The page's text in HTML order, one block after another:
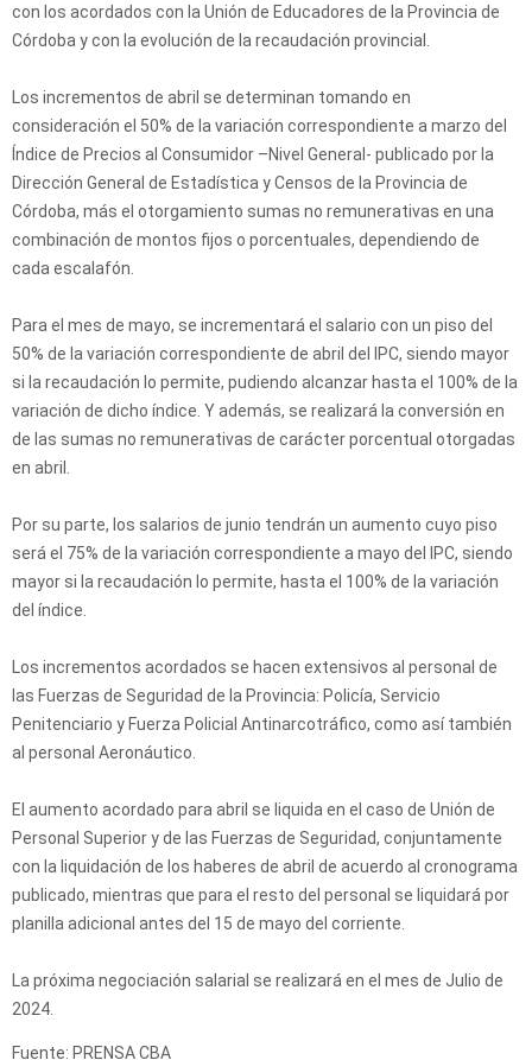
con los acordados con la Unión de Educadores de la Provincia de
Córdoba y con la evolución de la recaudación provincial.
Los incrementos de abril se determinan tomando en
consideración el 50% de la variación correspondiente a marzo del
Índice de Precios al Consumidor –Nivel General- publicado por la
Dirección General de Estadística y Censos de la Provincia de
Córdoba, más el otorgamiento sumas no remunerativas en una
combinación de montos fijos o porcentuales, dependiendo de
cada escalafón.
Para el mes de mayo, se incrementará el salario con un piso del
50% de la variación correspondiente de abril del IPC, siendo mayor
si la recaudación lo permite, pudiendo alcanzar hasta el 100% de la
variación de dicho índice. Y además, se realizará la conversión en
de las sumas no remunerativas de carácter porcentual otorgadas
en abril.
Por su parte, los salarios de junio tendrán un aumento cuyo piso
será el 75% de la variación correspondiente a mayo del IPC, siendo
mayor si la recaudación lo permite, hasta el 100% de la variación
del índice.
Los incrementos acordados se hacen extensivos al personal de
las Fuerzas de Seguridad de la Provincia: Policía, Servicio
Penitenciario y Fuerza Policial Antinarcotráfico, como así también
al personal Aeronáutico.
El aumento acordado para abril se liquida en el caso de Unión de
Personal Superior y de las Fuerzas de Seguridad, conjuntamente
con la liquidación de los haberes de abril de acuerdo al cronograma
publicado, mientras que para el resto del personal se liquidará por
planilla adicional antes del 15 de mayo del corriente.
La próxima negociación salarial se realizará en el mes de Julio de
2024.
Fuente: PRENSA CBA